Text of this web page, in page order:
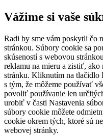
Vážime si vaše
Radi by sme vám poskytli čo
stránkou. Súbory cookie sa
skúseností s webovou
reklamu na mieru a zistiť,
stránku. Kliknutím na tlačidlo
s tým, že môžeme používať
povoliť používanie len
urobiť v časti Nastavenia
súbory cookie môžete
cookie okrem tých, ktoré sú
webovej stránky.